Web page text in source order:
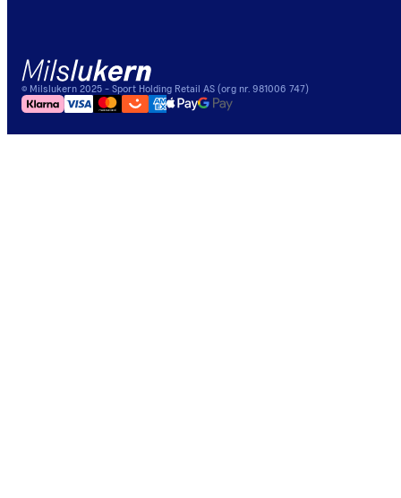
© Milslukern 2025 - Sport Holding Retail AS (org nr. 981006 747)